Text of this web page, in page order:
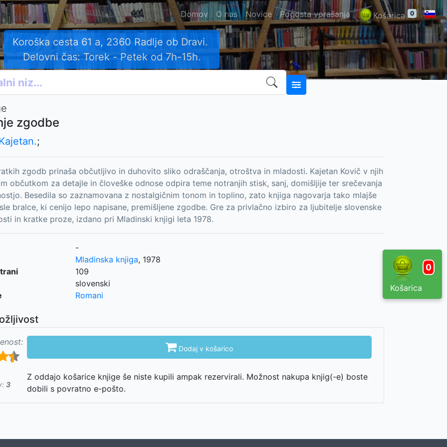
Domov O nas Novice Pogosta vprašanja Košarica 0
Koroška cesta 61 a, 2360 Radlje ob Dravi.
Delovni čas: Torek - Petek od 7h-15h.
0
Košarica
zgodbe
;
zgodb prinaša občutljivo in duhovito sliko odraščanja, otroštva in mladosti. Kajetan Kovič v njih
občutkom za detajle in človeške odnose odpira teme notranjih stisk, sanj, domišljije ter srečevanja
Besedila so zaznamovana z nostalgičnim tonom in toplino, zato knjiga nagovarja tako mlajše
bralce, ki cenijo lepo napisane, premišljene zgodbe. Gre za privlačno izbiro za ljubitelje slovenske
in kratke proze, izdano pri Mladinski knjigi leta 1978.
-
Mladinska knjiga, 1978
109
slovenski
Romani
3
 Dodaj v košarico
Z oddajo košarice knjige še niste kupili ampak rezervirali. Možnost nakupa knjig(-e) boste
dobili s povratno e-pošto.